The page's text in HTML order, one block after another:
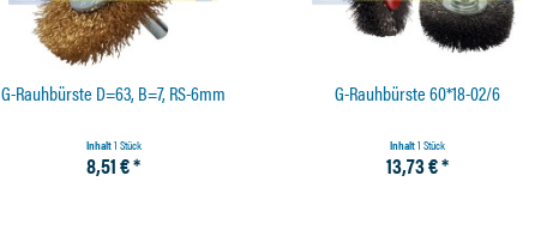
G-Rauhbürste D=63, B=7, RS-6mm
Inhalt1 Stück
8,51 € *
G-Rauhbürste 60*18-02/6
Inhalt1 Stück
13,73 € *